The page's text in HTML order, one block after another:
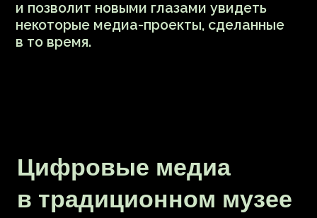
В этот день вместе со специалистами
В 17:00 пройдёт лекция заведующей
отделом кино- и медиаискусства ГМИИ
«Сохранение нематериального: